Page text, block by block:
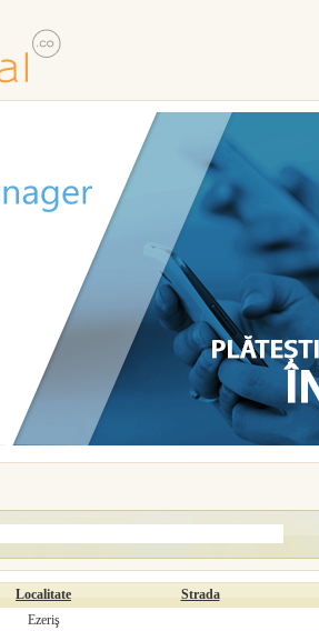
Localitate Strada
Ezeriş